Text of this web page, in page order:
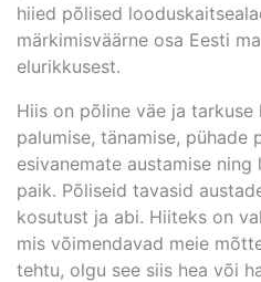
hiied põlised
märkimisväärne osa Eesti
elurikkusest.
Hiis on põline väe ja tarkuse
palumise, tänamise, pühade
esivanemate austamise
paik. Põliseid tavasid
kosutust ja abi. Hiiteks on
mis võimendavad meie
tehtu, olgu see siis hea või